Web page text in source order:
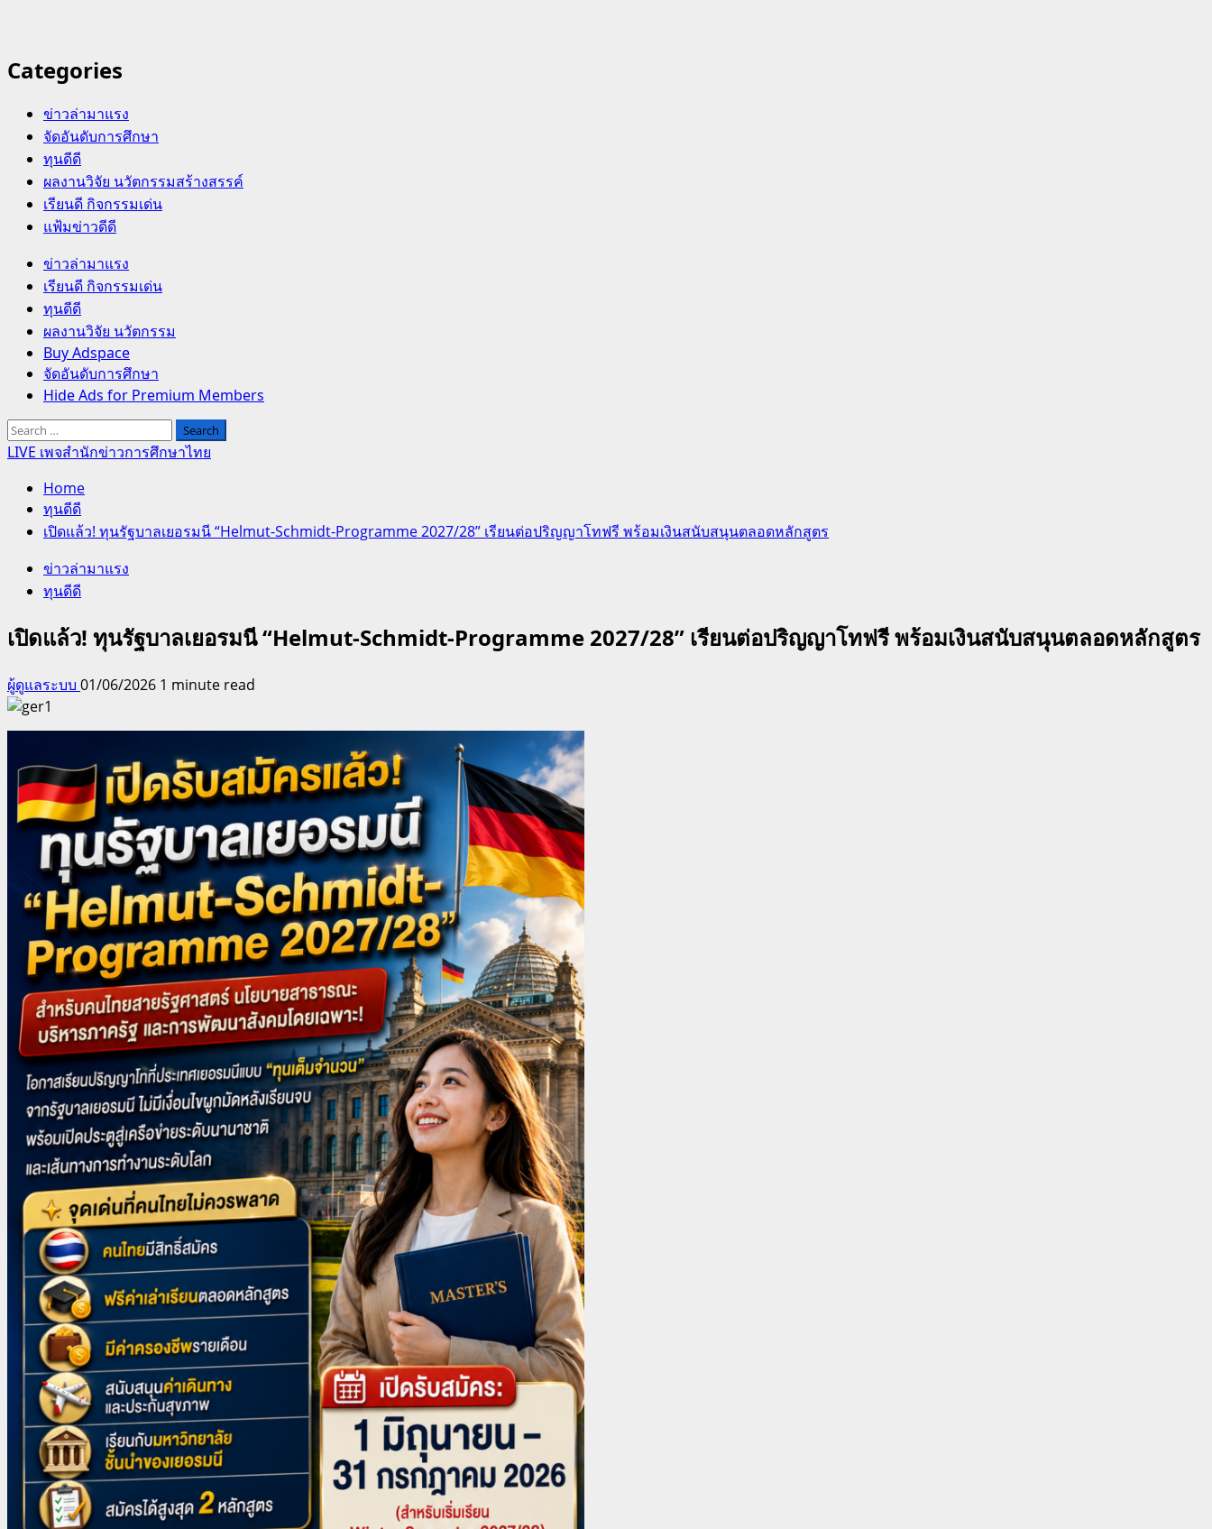
Categories
ข่าวล่ามาแรง
จัดอันดับการศึกษา
ทุนดีดี
ผลงานวิจัย นวัตกรรมสร้างสรรค์
เรียนดี กิจกรรมเด่น
แฟ้มข่าวดีดี
Primary
Menu
ข่าวล่ามาแรง
เรียนดี กิจกรรมเด่น
ทุนดีดี
ผลงานวิจัย นวัตกรรม
Buy Adspace
จัดอันดับการศึกษา
Hide Ads for Premium Members
Search
for:
LIVE เพจสำนักข่าวการศึกษาไทย
Home
ทุนดีดี
เปิดแล้ว! ทุนรัฐบาลเยอรมนี “Helmut-Schmidt-Programme 2027/28” เรียนต่อปริญญาโทฟรี พร้อมเงินสนับสนุนตลอดหลักสูตร
ข่าวล่ามาแรง
ทุนดีดี
เปิดแล้ว! ทุนรัฐบาลเยอรมนี “Helmut-Schmidt-Programme 2027/28” เรียนต่อปริญญาโทฟรี พร้อมเงินสนับสนุนตลอดหลักสูตร
ผู้ดูแลระบบ 01/06/2026 1 minute read